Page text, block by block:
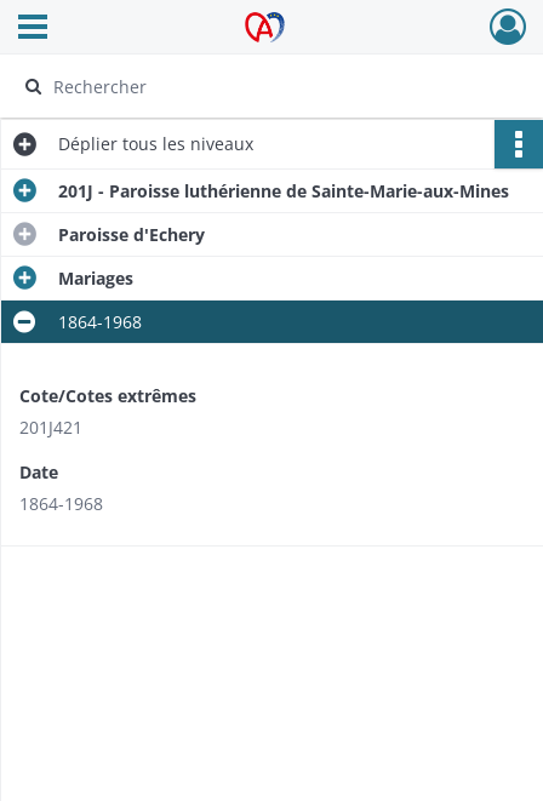
Archives Alsace - Colmar
Ouvrir le menu déroulant
Déplier tous les niveaux
201J - Paroisse luthérienne de Sainte-Marie-aux-Mines
Paroisse d'Echery
Mariages
1864-1968
Cote/Cotes extrêmes
201J421
Date
1864-1968